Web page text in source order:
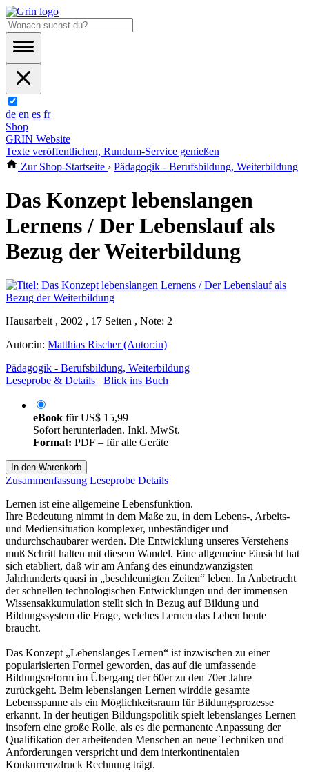
de en es fr
Shop
GRIN Website
Texte veröffentlichen, Rundum-Service genießen
Zur Shop-Startseite › Pädagogik - Berufsbildung, Weiterbildung
Das Konzept lebenslangen
Lernens / Der Lebenslauf als
Bezug der Weiterbildung
Hausarbeit , 2002 , 17 Seiten , Note: 2
Autor:in: Matthias Rischer (Autor:in)
Pädagogik - Berufsbildung, Weiterbildung
Leseprobe & Details
Blick ins Buch
eBook fürUS$ 15,99
Sofort herunterladen. Inkl. MwSt.
Format: PDF – für alle Geräte
In den Warenkorb
Zusammenfassung Leseprobe Details
Lernen ist eine allgemeine Lebensfunktion.
Ihre Bedeutung nimmt in dem Maße zu, in dem Lebens-, Arbeits-
und Mediensituation komplexer, unbeständiger und
undurchschaubarer werden. Die Entwicklung unseres Verstehens
muß Schritt halten mit diesem Wandel. Eine allgemeine Einsicht hat
sich etabliert, daß wir am Anfang des einundzwanzigsten
Jahrhunderts quasi in „beschleunigten Zeiten“ leben. In Anbetracht
der schnellen technologischen Entwicklungen und der immensen
Wissensakkumulation stellt sich in Bezug auf Bildung und
Bildungssystem die Frage, welches Lernen das Leben heute
braucht.
Das Konzept „Lebenslanges Lernen“ ist inzwischen zu einer
popularisierten Formel geworden, das auf die umfassende
Bildungsreform im Übergang der 60er zu den 70er Jahre
zurückgeht. Beim lebenslangen Lernen wirddie gesamte
Lebensspanne als ein Möglichkeitsraum für Bildungsprozesse
erkannt. In der heutigen Bildungspolitik spielt lebenslanges Lernen
insofern eine große Rolle, als es die permanente Anpassung der
Qualifikation der arbeitenden Menschen an neue Techniken und
Anforderungen verspricht und dem interkontinentalen
Konkurrenzdruck Rechnung trägt.